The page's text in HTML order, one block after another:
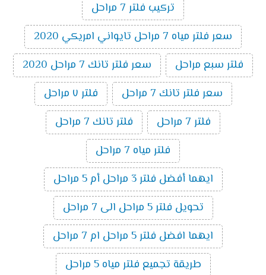
تركيب فلتر 7 مراحل
سعر فلتر مياه 7 مراحل تايواني امريكي 2020
فلتر سبع مراحل
سعر فلتر تانك 7 مراحل 2020
سعر فلتر تانك 7 مراحل
فلتر ٧ مراحل
فلتر 7 مراحل
فلتر تانك 7 مراحل
فلتر مياه 7 مراحل
ايهما أفضل فلتر 3 مراحل أم 5 مراحل
تحويل فلتر 5 مراحل الى 7 مراحل
ايهما افضل فلتر 5 مراحل ام 7 مراحل
طريقة تجميع فلتر مياه 5 مراحل